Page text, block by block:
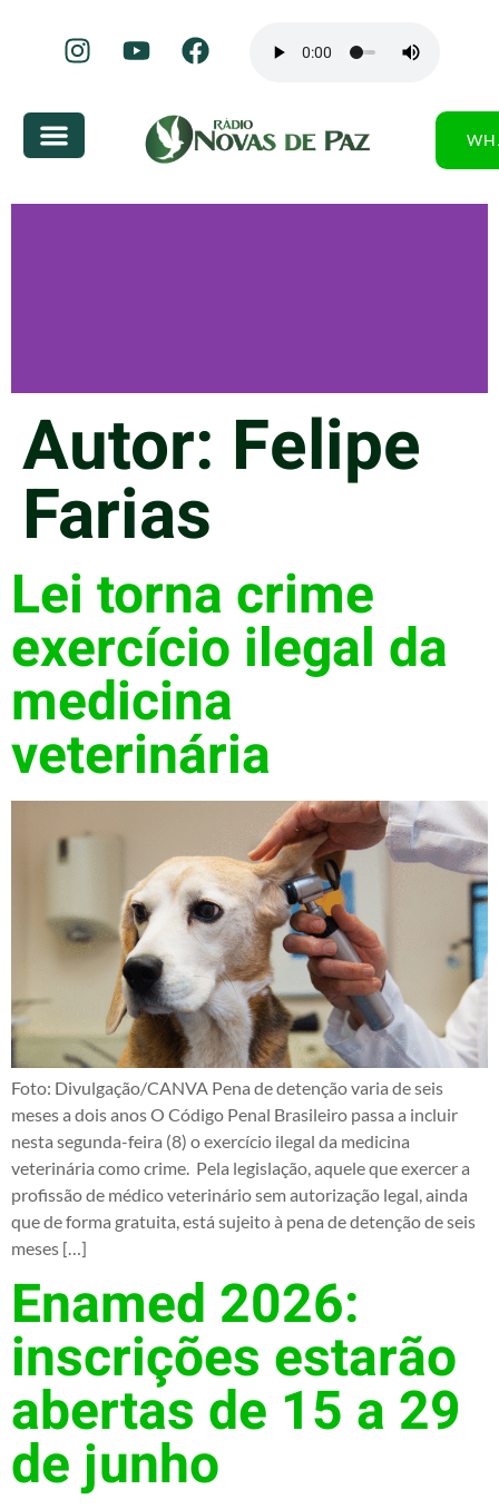
Autor: Felipe
Farias
Lei torna crime
exercício ilegal da
medicina
veterinária
Foto: Divulgação/CANVA Pena de detenção varia de seis
meses a dois anos O Código Penal Brasileiro passa a incluir
nesta segunda-feira (8) o exercício ilegal da medicina
veterinária como crime. Pela legislação, aquele que exercer a
profissão de médico veterinário sem autorização legal, ainda
que de forma gratuita, está sujeito à pena de detenção de seis
meses […]
Enamed 2026:
inscrições estarão
abertas de 15 a 29
de junho